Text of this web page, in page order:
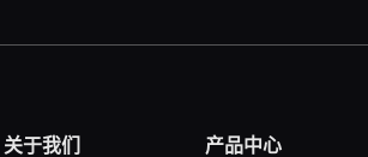
关于我们 产品中心